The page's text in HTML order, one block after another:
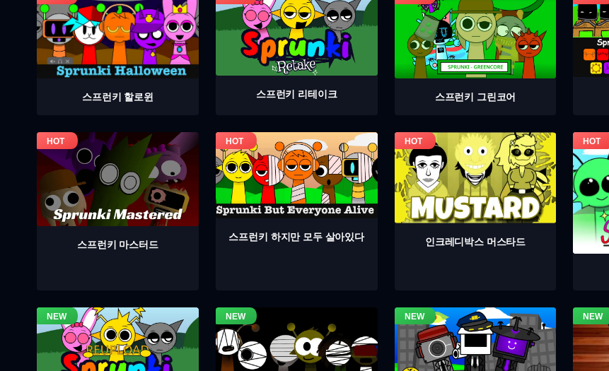
스프런키 할로윈 스프런키 리테이크 스프런키 그린코어
스프런키 마스터드
스프런키 하지만 모두 살아있다 인크레디박스 머스타드